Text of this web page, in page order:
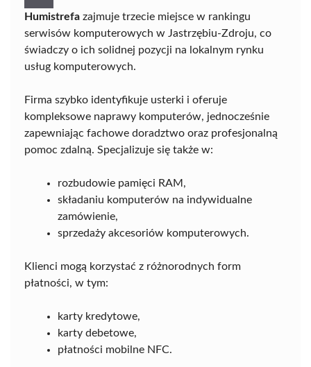
Humistrefa zajmuje trzecie miejsce w rankingu
serwisów komputerowych w Jastrzębiu-Zdroju, co
świadczy o ich solidnej pozycji na lokalnym rynku
usług komputerowych.
Firma szybko identyfikuje usterki i oferuje
kompleksowe naprawy komputerów, jednocześnie
zapewniając fachowe doradztwo oraz profesjonalną
pomoc zdalną. Specjalizuje się także w:
rozbudowie pamięci RAM,
składaniu komputerów na indywidualne
zamówienie,
sprzedaży akcesoriów komputerowych.
Klienci mogą korzystać z różnorodnych form
płatności, w tym:
karty kredytowe,
karty debetowe,
płatności mobilne NFC.